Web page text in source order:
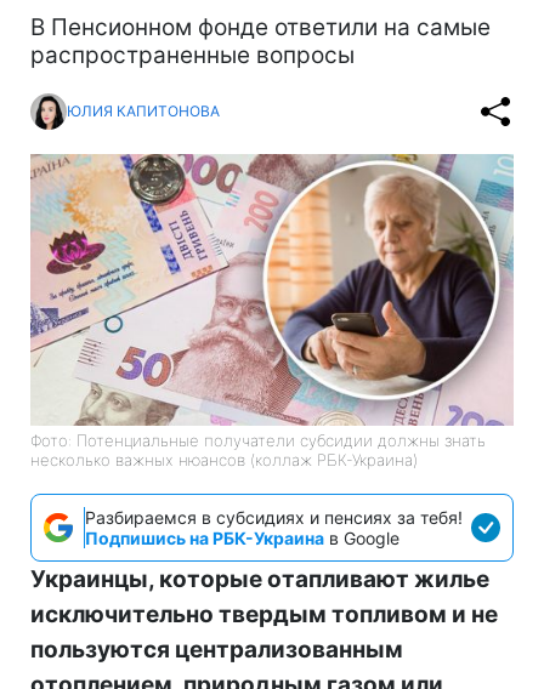
В Пенсионном фонде ответили на самые
распространенные вопросы
ЮЛИЯ КАПИТОНОВА
Фото: Потенциальные получатели субсидии должны знать
несколько важных нюансов (коллаж РБК-Украина)
Разбираемся в субсидиях и пенсиях за тебя!
Подпишись на РБК-Украина в Google
Украинцы, которые отапливают жилье
исключительно твердым топливом и не
пользуются централизованным